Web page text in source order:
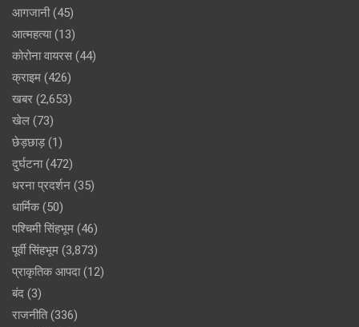
आगजानी(45)
आत्महत्या(13)
कोरोना वायरस (44)
क्राइम (426)
खबर (2,653)
खेल (73)
छेड़छाड़(1)
दुर्घटना(472)
धरना प्रदर्शन (35)
धार्मिक(50)
पश्चिमी सिंहभूम (46)
पूर्वी सिंहभूम (3,873)
प्राकृतिक आपदा(12)
बंद (3)
राजनीति(336)